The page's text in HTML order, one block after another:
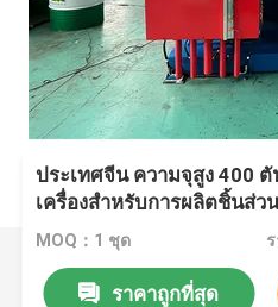
ประเทศจีน ความจุสูง 400
เครื่องสําหรับการผลิตชิ้นส่ว
MOQ：1 ชุด
ราคาถูกที่สุด